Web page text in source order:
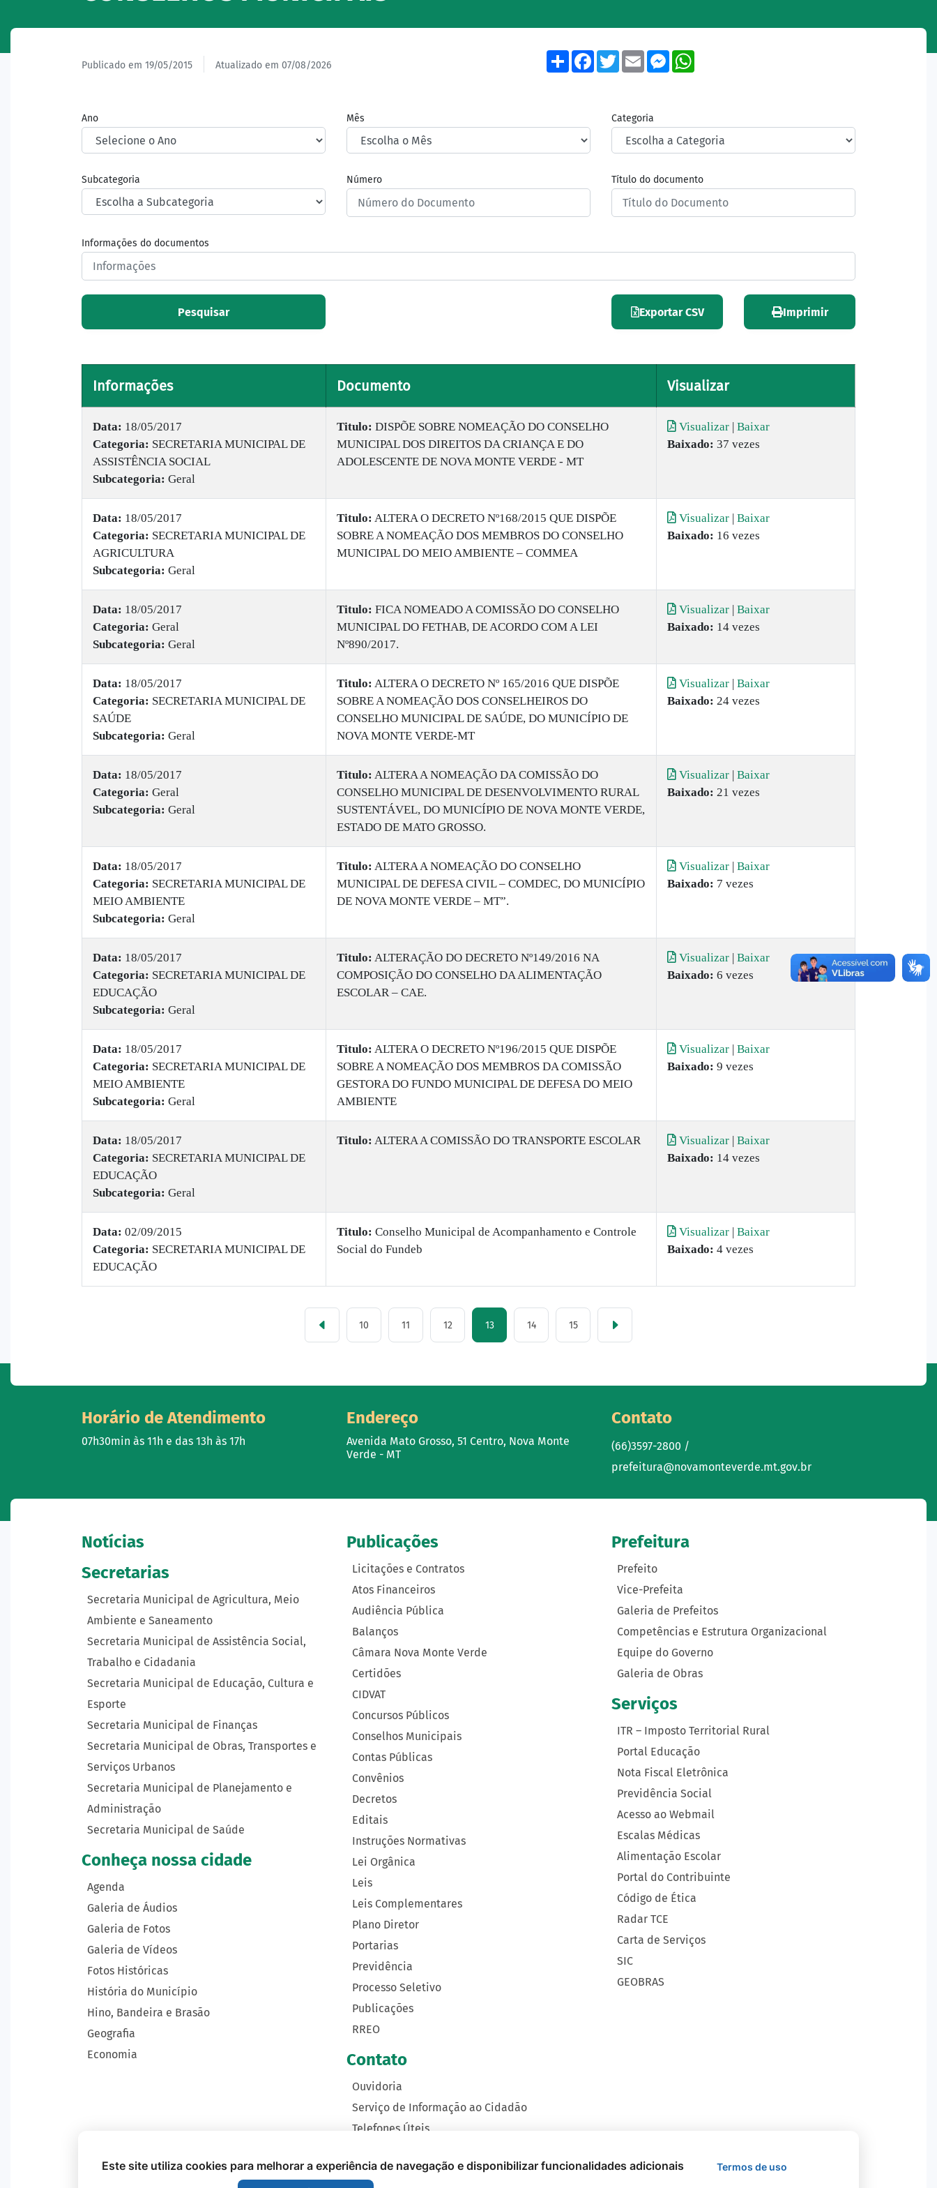
Publicado em 19/05/2015 Atualizado em 07/08/2026
ShareFacebook
TwitterEmailMessenger
Ano Mês Categoria
Subcategoria Número Título do documento
Informações do documentos
Pesquisar Exportar CSV Imprimir
Informações Documento Visualizar
Data: 18/05/2017
Categoria: SECRETARIA MUNICIPAL DE
ASSISTÊNCIA SOCIAL
Subcategoria: Geral
Titulo: DISPÕE SOBRE NOMEAÇÃO DO CONSELHO
MUNICIPAL DOS DIREITOS DA CRIANÇA E DO
ADOLESCENTE DE NOVA MONTE VERDE - MT
Visualizar | Baixar
Baixado: 37 vezes
Data: 18/05/2017
Categoria: SECRETARIA MUNICIPAL DE
AGRICULTURA
Subcategoria: Geral
Titulo: ALTERA O DECRETO Nº168/2015 QUE DISPÕE
SOBRE A NOMEAÇÃO DOS MEMBROS DO CONSELHO
MUNICIPAL DO MEIO AMBIENTE – COMMEA
Visualizar | Baixar
Baixado: 16 vezes
Data: 18/05/2017
Categoria: Geral
Subcategoria: Geral
Titulo: FICA NOMEADO A COMISSÃO DO CONSELHO
MUNICIPAL DO FETHAB, DE ACORDO COM A LEI
Nº890/2017.
Visualizar | Baixar
Baixado: 14 vezes
Data: 18/05/2017
Categoria: SECRETARIA MUNICIPAL DE
SAÚDE
Subcategoria: Geral
Titulo: ALTERA O DECRETO Nº 165/2016 QUE DISPÕE
SOBRE A NOMEAÇÃO DOS CONSELHEIROS DO
CONSELHO MUNICIPAL DE SAÚDE, DO MUNICÍPIO DE
NOVA MONTE VERDE-MT
Visualizar | Baixar
Baixado: 24 vezes
Data: 18/05/2017
Categoria: Geral
Subcategoria: Geral
Titulo: ALTERA A NOMEAÇÃO DA COMISSÃO DO
CONSELHO MUNICIPAL DE DESENVOLVIMENTO RURAL
SUSTENTÁVEL, DO MUNICÍPIO DE NOVA MONTE VERDE,
ESTADO DE MATO GROSSO.
Visualizar | Baixar
Baixado: 21 vezes
Data: 18/05/2017
Categoria: SECRETARIA MUNICIPAL DE
MEIO AMBIENTE
Subcategoria: Geral
Titulo: ALTERA A NOMEAÇÃO DO CONSELHO
MUNICIPAL DE DEFESA CIVIL – COMDEC, DO MUNICÍPIO
DE NOVA MONTE VERDE – MT”.
Visualizar | Baixar
Baixado: 7 vezes
Data: 18/05/2017
Categoria: SECRETARIA MUNICIPAL DE
EDUCAÇÃO
Subcategoria: Geral
Titulo: ALTERAÇÃO DO DECRETO Nº149/2016 NA
COMPOSIÇÃO DO CONSELHO DA ALIMENTAÇÃO
ESCOLAR – CAE.
Visualizar | Baixar
Baixado: 6 vezes
Data: 18/05/2017
Categoria: SECRETARIA MUNICIPAL DE
MEIO AMBIENTE
Subcategoria: Geral
Titulo: ALTERA O DECRETO Nº196/2015 QUE DISPÕE
SOBRE A NOMEAÇÃO DOS MEMBROS DA COMISSÃO
GESTORA DO FUNDO MUNICIPAL DE DEFESA DO MEIO
AMBIENTE
Visualizar | Baixar
Baixado: 9 vezes
Data: 18/05/2017
Categoria: SECRETARIA MUNICIPAL DE
EDUCAÇÃO
Subcategoria: Geral
Titulo: ALTERA A COMISSÃO DO TRANSPORTE ESCOLAR Visualizar | Baixar
Baixado: 14 vezes
Data: 02/09/2015
Categoria: SECRETARIA MUNICIPAL DE
EDUCAÇÃO
Titulo: Conselho Municipal de Acompanhamento e Controle
Social do Fundeb
Visualizar | Baixar
Baixado: 4 vezes
10 11 12 13 14 15
Horário de Atendimento
07h30min às 11h e das 13h às 17h
Endereço
Avenida Mato Grosso, 51 Centro, Nova Monte
Verde - MT
Contato
(66)3597-2800 /
prefeitura@novamonteverde.mt.gov.br
Notícias
Secretarias
Secretaria Municipal de Agricultura, Meio
Ambiente e Saneamento
Secretaria Municipal de Assistência Social,
Trabalho e Cidadania
Secretaria Municipal de Educação, Cultura e
Esporte
Secretaria Municipal de Finanças
Secretaria Municipal de Obras, Transportes e
Serviços Urbanos
Secretaria Municipal de Planejamento e
Administração
Secretaria Municipal de Saúde
Conheça nossa cidade
Agenda
Galeria de Áudios
Galeria de Fotos
Galeria de Vídeos
Fotos Históricas
História do Município
Hino, Bandeira e Brasão
Geografia
Economia
Publicações
Licitações e Contratos
Atos Financeiros
Audiência Pública
Balanços
Câmara Nova Monte Verde
Certidões
CIDVAT
Concursos Públicos
Conselhos Municipais
Contas Públicas
Convênios
Decretos
Editais
Instruções Normativas
Lei Orgânica
Leis
Leis Complementares
Plano Diretor
Portarias
Previdência
Processo Seletivo
Publicações
RREO
Contato
Ouvidoria
Serviço de Informação ao Cidadão
Telefones Úteis
Prefeitura
Prefeito
Vice-Prefeita
Galeria de Prefeitos
Competências e Estrutura Organizacional
Equipe do Governo
Galeria de Obras
Serviços
ITR – Imposto Territorial Rural
Portal Educação
Nota Fiscal Eletrônica
Previdência Social
Acesso ao Webmail
Escalas Médicas
Alimentação Escolar
Portal do Contribuinte
Código de Ética
Radar TCE
Carta de Serviços
SIC
GEOBRAS
Este site utiliza cookies para melhorar a experiência de navegação e disponibilizar funcionalidades adicionais Termos de uso